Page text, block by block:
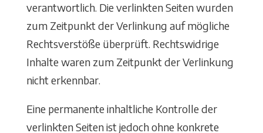
verantwortlich. Die verlinkten Seiten wurden
zum Zeitpunkt der Verlinkung auf mögliche
Rechtsverstöße überprüft. Rechtswidrige
Inhalte waren zum Zeitpunkt der Verlinkung
nicht erkennbar.
Eine permanente inhaltliche Kontrolle der
verlinkten Seiten ist jedoch ohne konkrete